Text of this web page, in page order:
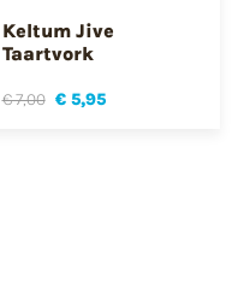
Keltum Jive
Taartvork
€ 7,00 € 5,95